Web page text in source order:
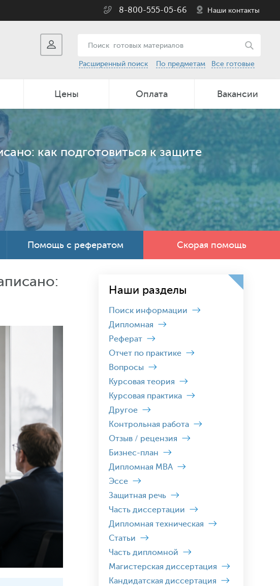
8-800-555-05-66 Наши контакты
Расширенный поиск По предметам Все готовые
Цены Оплата Вакансии
как подготовиться к защите
Помощь с рефератом Скорая помощь
Наши разделы
Поиск информации
Дипломная
Реферат
Отчет по практике
Вопросы
Курсовая теория
Курсовая практика
Другое
Контрольная работа
Отзыв / рецензия
Бизнес-план
Дипломная MBA
Эссе
Защитная речь
Часть диссертации
Дипломная техническая
Статьи
Часть дипломной
Магистерская диссертация
Кандидатская диссертация